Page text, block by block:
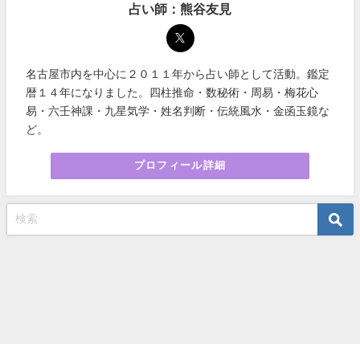
占い師：熊谷友見
名古屋市内を中心に２０１１年から占い師として活動。鑑定
暦１４年になりました。四柱推命・数秘術・周易・梅花心
易・六壬神課・九星気学・姓名判断・伝統風水・金函玉鏡な
ど。
プロフィール詳細